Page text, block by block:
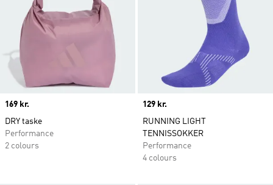
Price
169 kr.
DRY taske
Performance
2 colours
Price
129 kr.
RUNNING LIGHT
TENNISSOKKER
Performance
4 colours